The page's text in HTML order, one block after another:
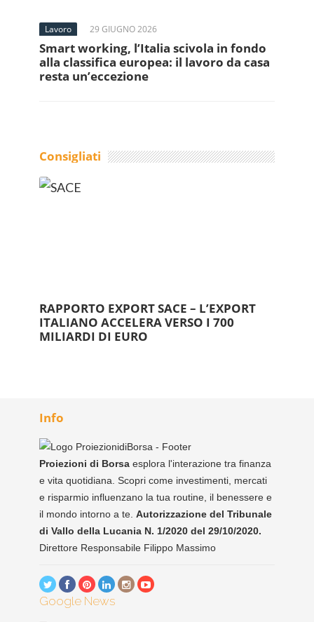
Lavoro 29 GIUGNO 2026
Smart working, l’Italia scivola in fondo
alla classifica europea: il lavoro da casa
resta un’eccezione
Consigliati
RAPPORTO EXPORT SACE – L’EXPORT
ITALIANO ACCELERA VERSO I 700
MILIARDI DI EURO
Info
Proiezioni di Borsa esplora l'interazione tra finanza
e vita quotidiana. Scopri come investimenti, mercati
e risparmio influenzano la tua routine, il benessere e
il mondo intorno a te. Autorizzazione del Tribunale
di Vallo della Lucania N. 1/2020 del 29/10/2020.
Direttore Responsabile Filippo Massimo
Google News